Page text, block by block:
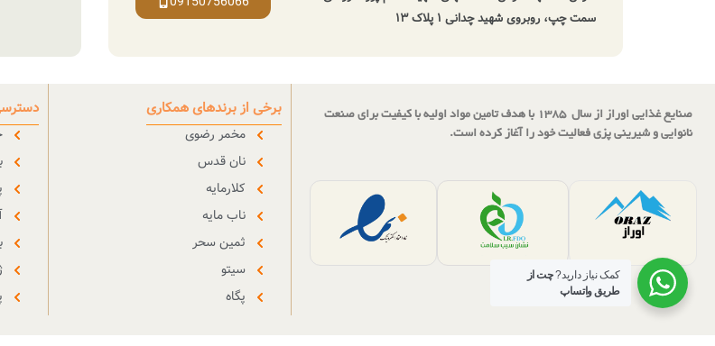
سمت چپ، روبروی شهید چدانی ۱ پلاک ۱۳
صنایع غذایی اوراز از سال 1385 با هدف تامین مواد اولیه با کیفیت برای صنعت
نانوایی و شیرینی پزی فعالیت خود را آغاز کرده است.
برخی از برندهای همکاری
مخمر رضوی
نان قدس
کلارمایه
ناب مایه
ثمین سحر
سیتو
پگاه
کمک نیاز دارید?چت از
طریق واتساپ